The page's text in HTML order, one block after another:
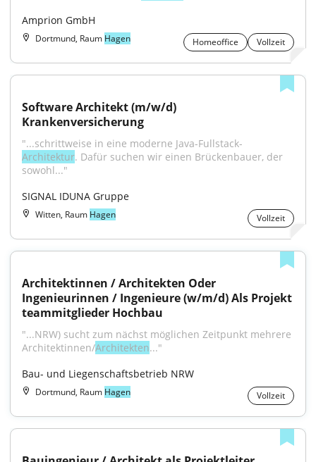
Amprion GmbH
Dortmund, Raum Hagen Homeoffice Vollzeit
Software Architekt (m/w/d)
Krankenversicherung
"...schrittweise in eine moderne Java-Fullstack-
Architektur. Dafür suchen wir einen Brückenbauer, der
sowohl..."
SIGNAL IDUNA Gruppe
Witten, Raum Hagen Vollzeit
Architektinnen / Architekten Oder
Ingenieurinnen / Ingenieure (w/m/d) Als Projekt
teammitglieder Hochbau
"...NRW) sucht zum nächst möglichen Zeitpunkt mehrere
Architektinnen/Architekten..."
Bau- und Liegenschaftsbetrieb NRW
Dortmund, Raum Hagen Vollzeit